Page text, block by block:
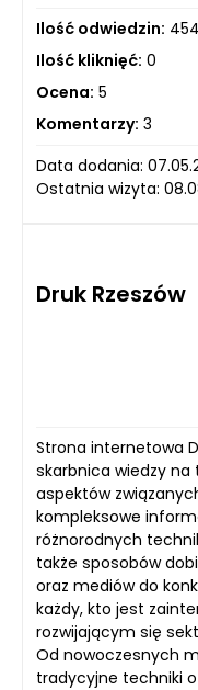
Ilość odwiedzin: 454
Ilość kliknięć: 0
Ocena: 5
Komentarzy: 3
Data dodania:
Ostatnia wizyta:
Druk Rzeszów
Strona internetowa
skarbnica wiedzy
aspektów
kompleksowe
różnorodnych
także sposobów
oraz mediów do
każdy, kto jest
rozwijającym się
Od nowoczesnych
tradycyjne techniki